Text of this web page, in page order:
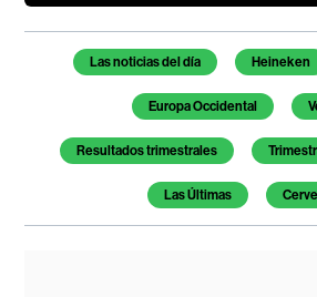
Temas de este artículo
Las noticias del día Heineken
Europa Occidental
Resultados trimestrales
Las Últimas